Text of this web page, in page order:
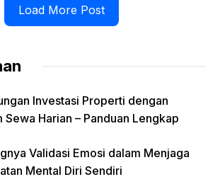
Load More Post
Investasi Properti dengan
Sewa Harian – Panduan Lengkap
Validasi Emosi dalam Menjaga
Mental Diri Sendiri